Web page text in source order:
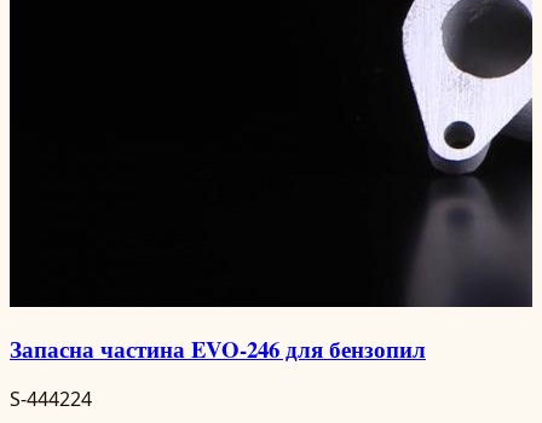
Запасна частина EVO-246 для бензопил
S-444224